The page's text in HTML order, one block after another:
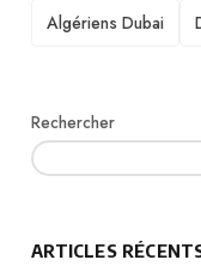
TAGS
Algériens Dubai
Rechercher
ARTICLES